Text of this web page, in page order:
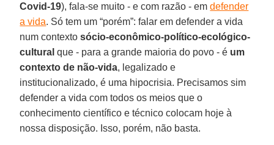
Covid-19), fala-se muito - e com razão - emdefender
a vida. Só tem um “porém”: falar em defender a vida
num contextosócio-econômico-político-ecológico-
cultural que - para a grande maioria do povo - é um
contexto de não-vida, legalizado e
institucionalizado, é uma hipocrisia. Precisamos sim
defender a vida com todos os meios que o
conhecimento científico e técnico colocam hoje à
nossa disposição. Isso, porém, não basta.